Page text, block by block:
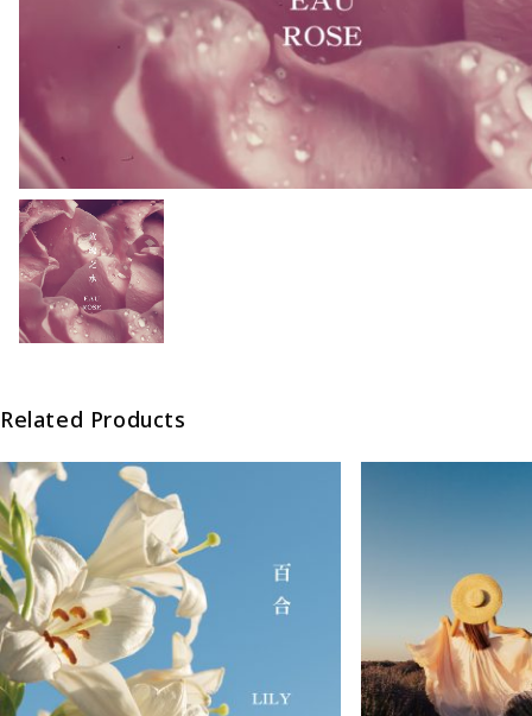
Related Products